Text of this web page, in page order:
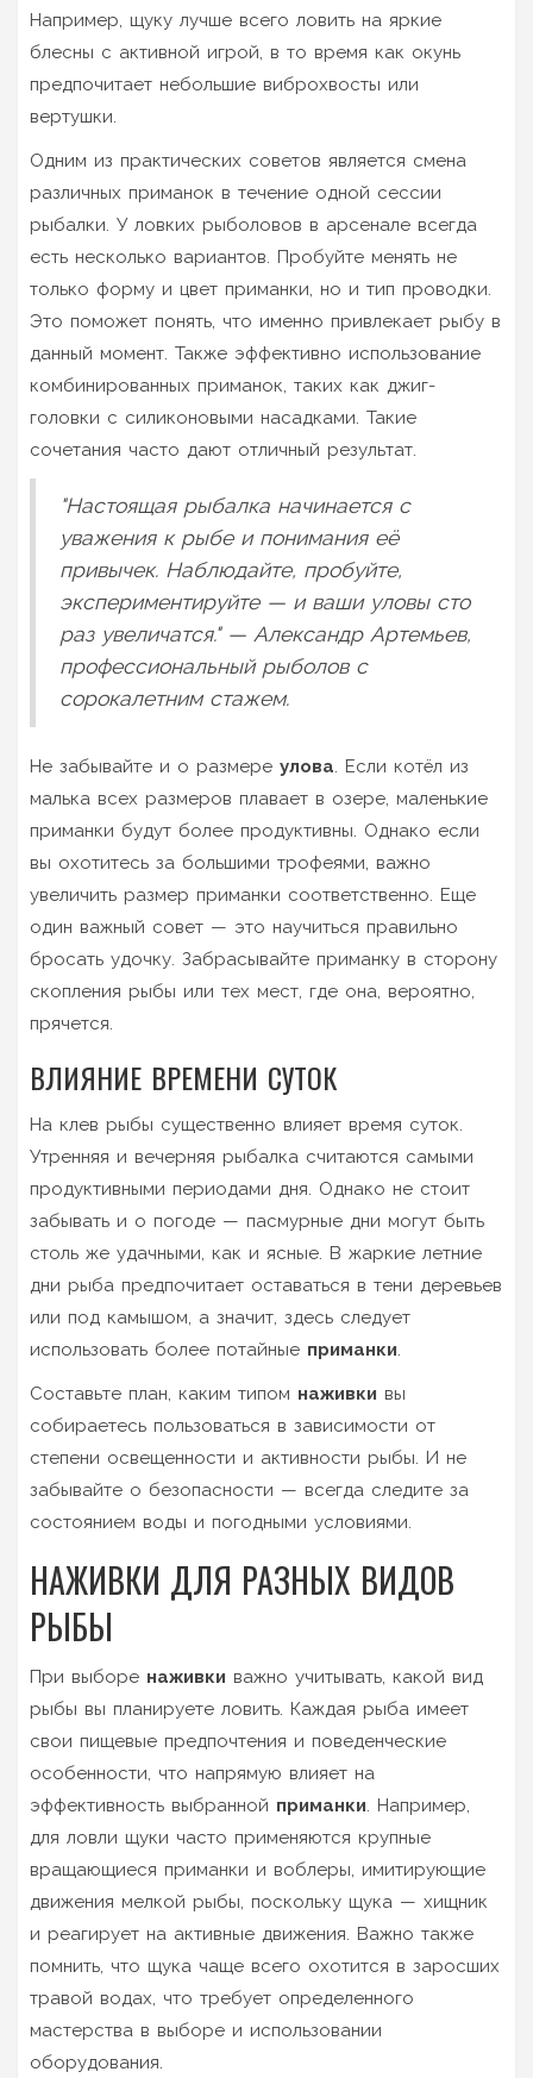
Например, щуку лучше всего ловить на яркие
блесны с активной игрой, в то время как окунь
предпочитает небольшие виброхвосты или
вертушки.
Одним из практических советов является смена
различных приманок в течение одной сессии
рыбалки. У ловких рыболовов в арсенале всегда
есть несколько вариантов. Пробуйте менять не
только форму и цвет приманки, но и тип проводки.
Это поможет понять, что именно привлекает рыбу в
данный момент. Также эффективно использование
комбинированных приманок, таких как джиг-
головки с силиконовыми насадками. Такие
сочетания часто дают отличный результат.
"Настоящая рыбалка начинается с
уважения к рыбе и понимания её
привычек. Наблюдайте, пробуйте,
экспериментируйте — и ваши уловы сто
раз увеличатся." — Александр Артемьев,
профессиональный рыболов с
сорокалетним стажем.
Не забывайте и о размере улова. Если котёл из
малька всех размеров плавает в озере, маленькие
приманки будут более продуктивны. Однако если
вы охотитесь за большими трофеями, важно
увеличить размер приманки соответственно. Еще
один важный совет — это научиться правильно
бросать удочку. Забрасывайте приманку в сторону
скопления рыбы или тех мест, где она, вероятно,
прячется.
ВЛИЯНИЕ ВРЕМЕНИ СУТОК
На клев рыбы существенно влияет время суток.
Утренняя и вечерняя рыбалка считаются самыми
продуктивными периодами дня. Однако не стоит
забывать и о погоде — пасмурные дни могут быть
столь же удачными, как и ясные. В жаркие летние
дни рыба предпочитает оставаться в тени деревьев
или под камышом, а значит, здесь следует
использовать более потайные приманки.
Составьте план, каким типом наживки вы
собираетесь пользоваться в зависимости от
степени освещенности и активности рыбы. И не
забывайте о безопасности — всегда следите за
состоянием воды и погодными условиями.
НАЖИВКИ ДЛЯ РАЗНЫХ ВИДОВ
РЫБЫ
При выборе наживки важно учитывать, какой вид
рыбы вы планируете ловить. Каждая рыба имеет
свои пищевые предпочтения и поведенческие
особенности, что напрямую влияет на
эффективность выбранной приманки. Например,
для ловли щуки часто применяются крупные
вращающиеся приманки и воблеры, имитирующие
движения мелкой рыбы, поскольку щука — хищник
и реагирует на активные движения. Важно также
помнить, что щука чаще всего охотится в заросших
травой водах, что требует определенного
мастерства в выборе и использовании
оборудования.